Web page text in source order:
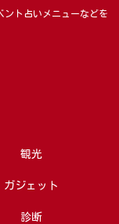
ント占いメニューなどを
観光
ガジェット
診断